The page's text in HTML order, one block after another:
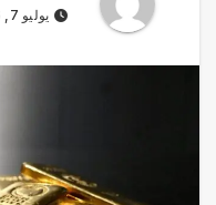
يوليو 7, 2026